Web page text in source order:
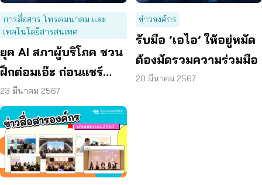
การสื่อสาร โทรคมนาคม และ
เทคโนโลยีสารสนเทศ
ยุค AI สภาผู้บริโภค ชวน
ฝึกต่อมเอ๊ะ ก่อนแชร์
ป้องกันถูกละเมิดสิทธิ
23 มีนาคม 2567
ข่าวองค์กร
รับมือ ‘เอไอ’ ให้อยู่หมัด
ต้องมัดรวมความร่วมมือ
20 มีนาคม 2567